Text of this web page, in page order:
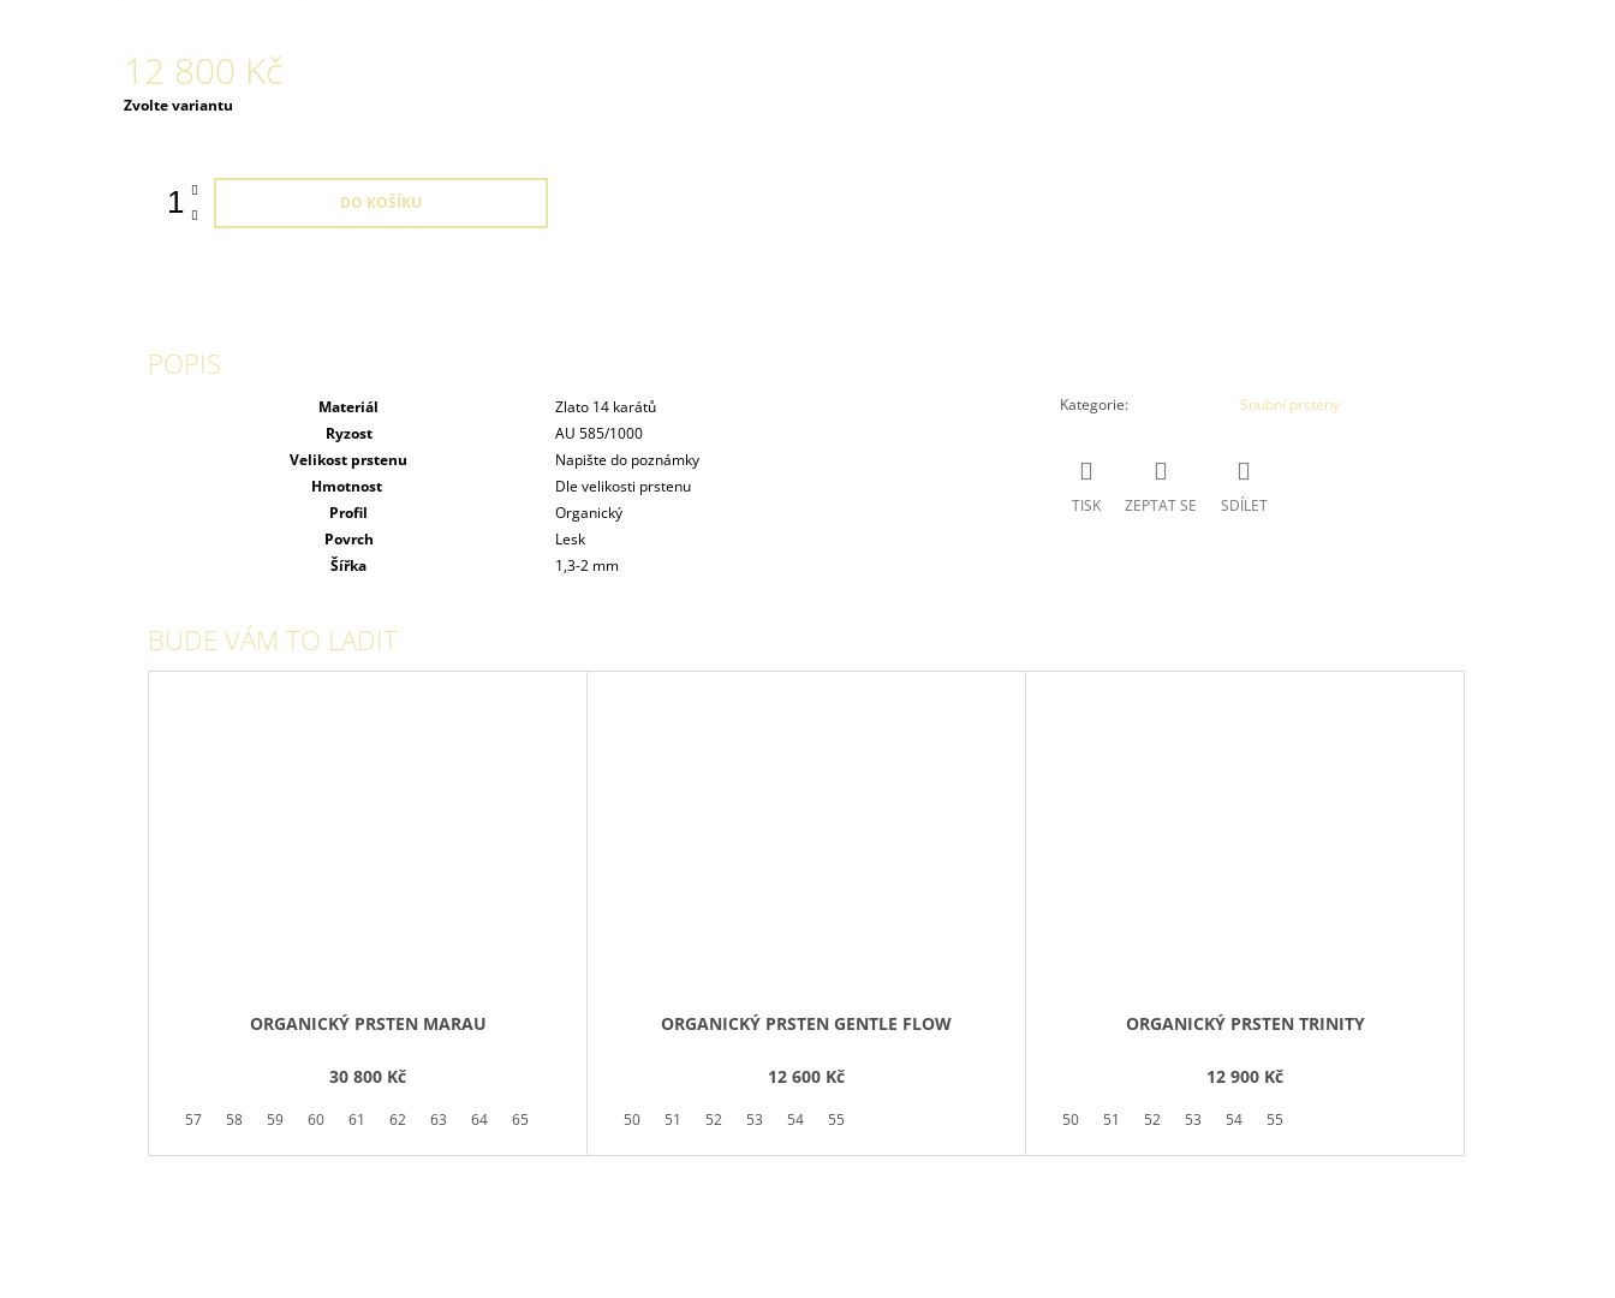
12 800 Kč
Měrná
Zvolte variantu
DO KOŠÍKU
Materiál
Zlato 14 karátů
Ryzost
AU 585/1000
Velikost prstenu
Napište do poznámky
Hmotnost
Dle velikosti prstenu
Profil
Organický
Povrch
Lesk
Šířka
1,3-2 mm
Kategorie: Snubní prsteny
TISK ZEPTAT SE SDÍLET
POPIS
ORGANICKÝ PRSTEN MARAU
30 800 Kč
57 58 59 60 61 62 63 64 65
ORGANICKÝ PRSTEN GENTLE FLOW
12 600 Kč
50 51 52 53 54 55
ORGANICKÝ PRSTEN TRINITY
12 900 Kč
50 51 52 53 54 55
BUDE VÁM TO LADIT